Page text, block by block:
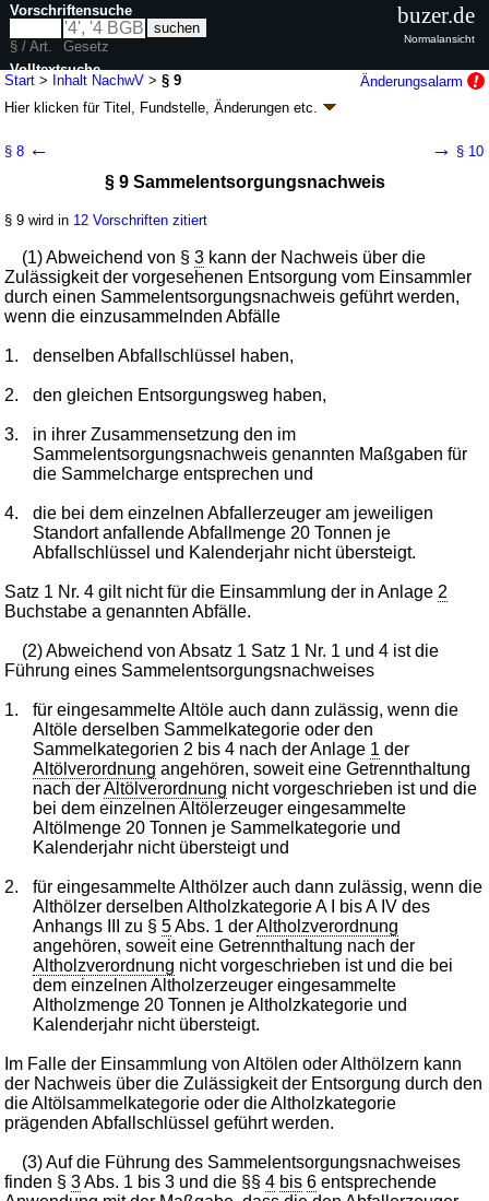
Start > Inhalt NachwV >§ 9
Änderungsalarm
Hier klicken fürTitel, Fundstelle, Änderungen etc.
V. v. 28.04.2022BGBl. I S. 700
12 weitere Fassungen | Drucksachen / Entwurf / Begründung
Teil 2 Nachweisführung über die Entsorgung von Abfällen
Abschnitt 1 Nachweis über die Zulässigkeit der
vorgesehenen Entsorgung
§ 8 ← → § 10
§ 9 Sammelentsorgungsnachweis
§ 9 wird in 12 Vorschriften zitiert
(1) Abweichend von §3 kann der Nachweis über die
Zulässigkeit der vorgesehenen Entsorgung vom Einsammler
durch einen Sammelentsorgungsnachweis geführt werden,
wenn die einzusammelnden Abfälle
1. denselben Abfallschlüssel haben,
2. den gleichen Entsorgungsweg haben,
3.
in ihrer Zusammensetzung den im
Sammelentsorgungsnachweis genannten Maßgaben für
die Sammelcharge entsprechen und
4.
die bei dem einzelnen Abfallerzeuger am jeweiligen
Standort anfallende Abfallmenge 20 Tonnen je
Abfallschlüssel und Kalenderjahr nicht übersteigt.
Satz 1 Nr. 4 gilt nicht für die Einsammlung der in Anlage 2
Buchstabe a genannten Abfälle.
(2) Abweichend von Absatz 1 Satz 1 Nr. 1 und 4 ist die
Führung eines Sammelentsorgungsnachweises
1.
für eingesammelte Altöle auch dann zulässig, wenn die
Altöle derselben Sammelkategorie oder den
Sammelkategorien 2 bis 4 nach der Anlage 1 der
Altölverordnung angehören, soweit eine Getrennthaltung
nach derAltölverordnung nicht vorgeschrieben ist und die
bei dem einzelnen Altölerzeuger eingesammelte
Altölmenge 20 Tonnen je Sammelkategorie und
Kalenderjahr nicht übersteigt und
2.
für eingesammelte Althölzer auch dann zulässig, wenn die
Althölzer derselben Altholzkategorie A I bis A IV des
Anhangs III zu §5Abs. 1 derAltholzverordnung
angehören, soweit eine Getrennthaltung nach der
Altholzverordnung nicht vorgeschrieben ist und die bei
dem einzelnen Altholzerzeuger eingesammelte
Altholzmenge 20 Tonnen je Altholzkategorie und
Kalenderjahr nicht übersteigt.
Im Falle der Einsammlung von Altölen oder Althölzern kann
der Nachweis über die Zulässigkeit der Entsorgung durch den
die Altölsammelkategorie oder die Altholzkategorie
prägenden Abfallschlüssel geführt werden.
(3) Auf die Führung des Sammelentsorgungsnachweises
finden §3Abs. 1 bis 3 und die §§4 bis 6 entsprechende
Vorschriftensuche
§ / Art.
Gesetz
Volltextsuche
nur in NachwV
buzer.de
Normalansicht